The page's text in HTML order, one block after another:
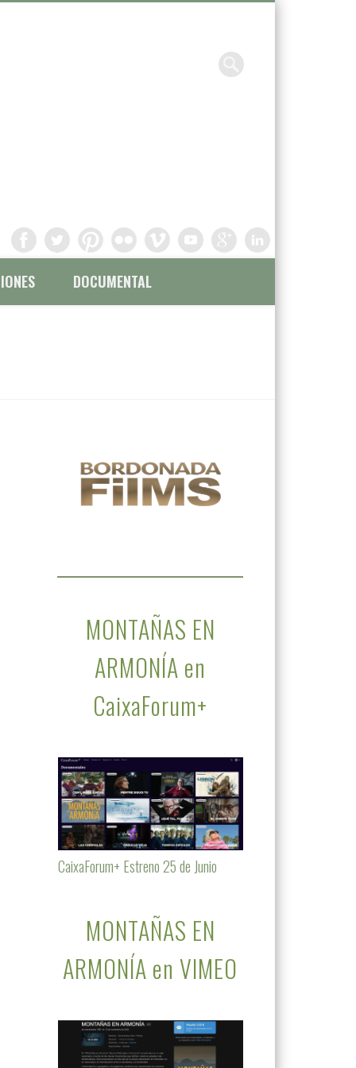
Chavinandez, Fotografía y
DOCUMENTAL
MONTAÑAS EN
ARMONÍA en
CaixaForum+
CaixaForum+ Estreno 25 de Junio
MONTAÑAS EN
ARMONÍA en VIMEO